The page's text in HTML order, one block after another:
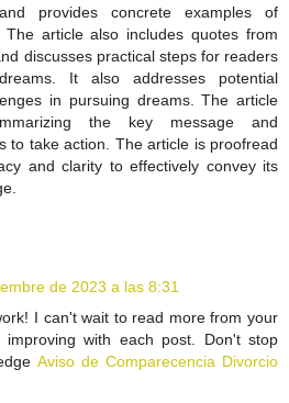
provides concrete examples of
The article also includes quotes from
discusses practical steps for readers
It also addresses potential
in pursuing dreams. The article
the key message and
to take action. The article is proofread
and clarity to effectively convey its
de 2023 a las 8:31
I can't wait to read more from your
improving with each post. Don't stop
Aviso de Comparecencia Divorcio